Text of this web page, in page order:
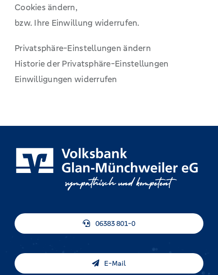
Cookies ändern,
bzw. Ihre Einwillung widerrufen.
Privatsphäre-Einstellungen ändern
Historie der Privatsphäre-Einstellungen
Einwilligungen widerrufen
06383 801-0
E-Mail